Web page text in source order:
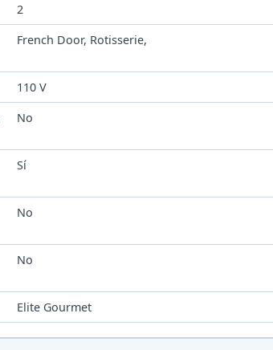
2
French Door, Rotisserie,
110 V
No
Sí
No
No
Elite Gourmet